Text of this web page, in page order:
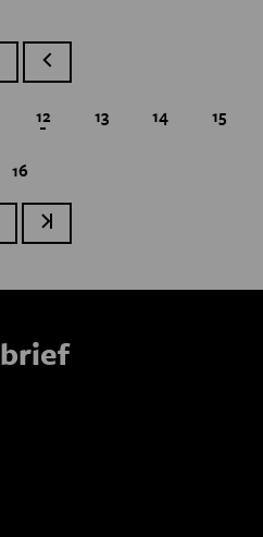
Paginatie
pagina
Vorige pagina
Huidige pagina
12 Page
13 Page
14 Page
15
Page
16
pagina
Laatste pagina